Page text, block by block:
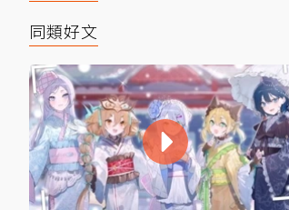
同類好文